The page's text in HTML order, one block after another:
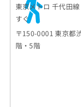
東京メトロ 千代田
すぐ
〒150-0001 東京都
階・5階